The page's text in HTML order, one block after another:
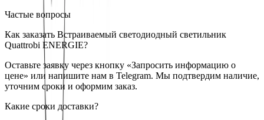
Частые вопросы
Как заказать Встраиваемый светодиодный светильник
Quattrobi ENERGIE?
Оставьте заявку через кнопку «Запросить информацию о
цене» или напишите нам в Telegram. Мы подтвердим наличие,
уточним сроки и оформим заказ.
Какие сроки доставки?